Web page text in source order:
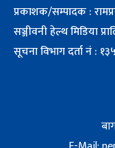
प्रकाशक/सम्पादक :
सञ्जीवनी हेल्थ मिडिया
सूचना विभाग दर्ता नं :